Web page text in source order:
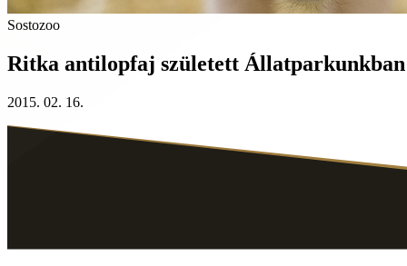
Sostozoo
Ritka antilopfaj született
2015. 02. 16.